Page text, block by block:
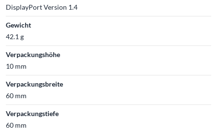
DisplayPort Version 1.4
Gewicht
42.1 g
Verpackungshöhe
10 mm
Verpackungsbreite
60 mm
Verpackungstiefe
60 mm